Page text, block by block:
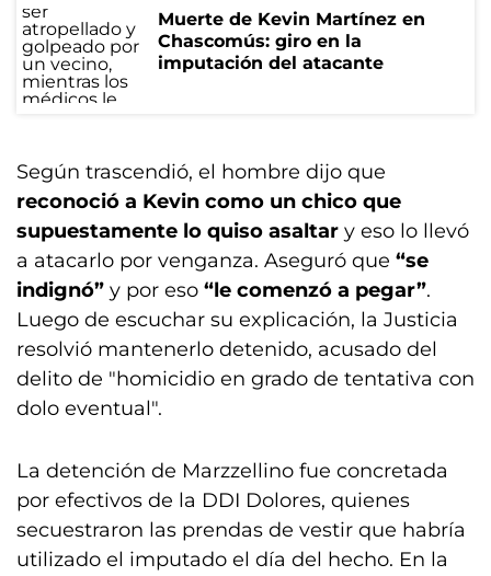
Muerte de Kevin Martínez en
Chascomús: giro en la
imputación del atacante
Según trascendió, el hombre dijo que
reconoció a Kevin como un chico que
supuestamente lo quiso asaltar y eso lo llevó
a atacarlo por venganza. Aseguró que “se
indignó” y por eso “le comenzó a pegar”.
Luego de escuchar su explicación, la Justicia
resolvió mantenerlo detenido, acusado del
delito de "homicidio en grado de tentativa con
dolo eventual".
La detención de Marzzellino fue concretada
por efectivos de la DDI Dolores, quienes
secuestraron las prendas de vestir que habría
utilizado el imputado el día del hecho. En la